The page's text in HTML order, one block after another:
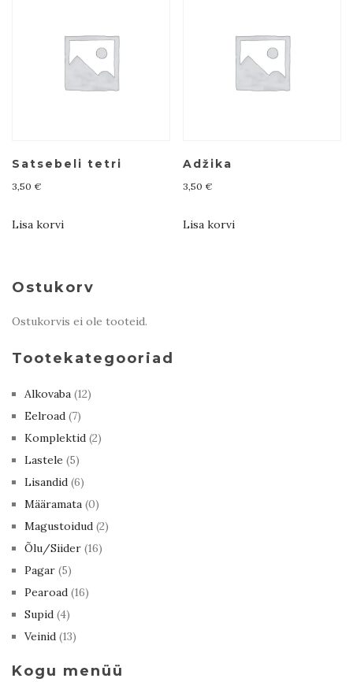
Satsebeli tetri
3,50 €
Lisa korvi
Adžika
3,50 €
Lisa korvi
Ostukorv
Ostukorvis ei ole tooteid.
Tootekategooriad
Alkovaba (12)
Eelroad (7)
Komplektid (2)
Lastele (5)
Lisandid (6)
Määramata (0)
Magustoidud (2)
Õlu/Siider (16)
Pagar (5)
Pearoad (16)
Supid (4)
Veinid (13)
Kogu menüü